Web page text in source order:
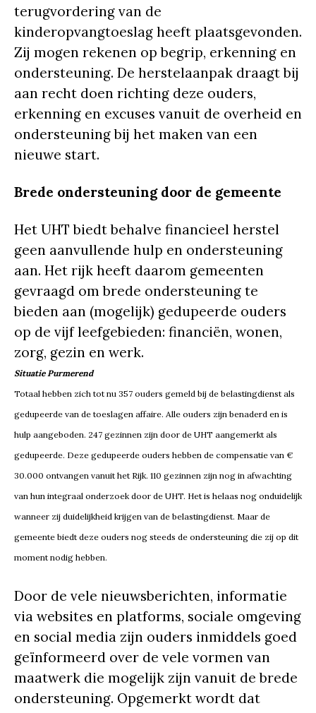
terugvordering van de
kinderopvangtoeslag heeft plaatsgevonden.
Zij mogen rekenen op begrip, erkenning en
ondersteuning. De herstelaanpak draagt bij
aan recht doen richting deze ouders,
erkenning en excuses vanuit de overheid en
ondersteuning bij het maken van een
nieuwe start.
Brede ondersteuning door de gemeente
Het UHT biedt behalve financieel herstel
geen aanvullende hulp en ondersteuning
aan. Het rijk heeft daarom gemeenten
gevraagd om brede ondersteuning te
bieden aan (mogelijk) gedupeerde ouders
op de vijf leefgebieden: financiën, wonen,
zorg, gezin en werk.
Situatie Purmerend
Totaal hebben zich tot nu 357 ouders gemeld bij de belastingdienst als
gedupeerde van de toeslagen affaire. Alle ouders zijn benaderd en is
hulp aangeboden. 247 gezinnen zijn door de UHT aangemerkt als
gedupeerde. Deze gedupeerde ouders hebben de compensatie van €
30.000 ontvangen vanuit het Rijk. 110 gezinnen zijn nog in afwachting
van hun integraal onderzoek door de UHT. Het is helaas nog onduidelijk
wanneer zij duidelijkheid krijgen van de belastingdienst. Maar de
gemeente biedt deze ouders nog steeds de ondersteuning die zij op dit
moment nodig hebben.
Door de vele nieuwsberichten, informatie
via websites en platforms, sociale omgeving
en social media zijn ouders inmiddels goed
geïnformeerd over de vele vormen van
maatwerk die mogelijk zijn vanuit de brede
ondersteuning. Opgemerkt wordt dat